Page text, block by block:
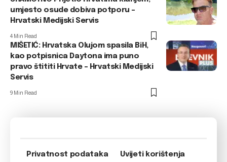
umjesto osude dobiva potporu –
Hrvatski Medijski Servis
4 Min Read
MIŠETIĆ: Hrvatska Olujom spasila BiH,
kao potpisnica Daytona ima puno
pravo štititi Hrvate – Hrvatski Medijski
Servis
9 Min Read
Privatnost podataka Uvijeti korištenja